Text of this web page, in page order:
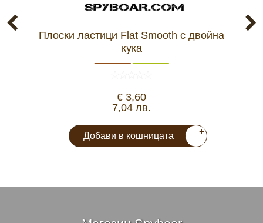
Плоски ластици Flat Smooth с двойна
кука
€ 3,60
7,04 лв.
Добави в кошницата +